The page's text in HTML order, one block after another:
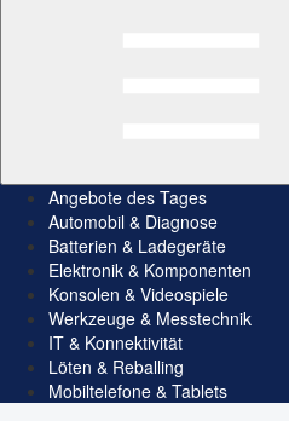
Angebote des Tages
Automobil & Diagnose
Batterien & Ladegeräte
Elektronik & Komponenten
Konsolen & Videospiele
Werkzeuge & Messtechnik
IT & Konnektivität
Löten & Reballing
Mobiltelefone & Tablets